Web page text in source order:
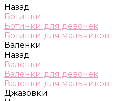
Назад
Ботинки
Ботинки для девочек
Ботинки для мальчиков
Валенки
Назад
Валенки
Валенки для девочек
Валенки для мальчиков
Джазовки